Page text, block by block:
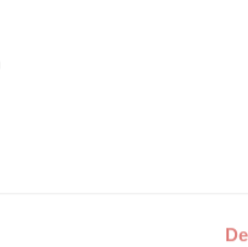
het verschijnen van fijne
alternatief dat rimpels